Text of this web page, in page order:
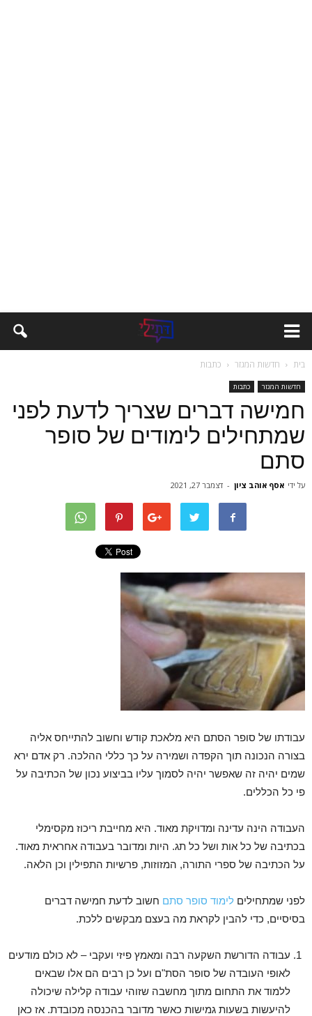
בית חדשות המגזר כתבות
חדשות המגזר כתבות
חמישה דברים שצריך לדעת לפני
שמתחילים לימודים של סופר
סתם
על ידי אסף אוהב ציון - דצמבר 27, 2021
עבודתו של סופר הסתם היא מלאכת קודש וחשוב להתייחס אליה
בצורה הנכונה תוך הקפדה ושמירה על כך כללי ההלכה. רק אדם ירא
שמים יהיה זה שאפשר יהיה לסמוך עליו בביצוע נכון של הכתיבה על
פי כל הכללים.
העבודה הינה עדינה ומדויקת מאוד. היא מחייבת ריכוז מקסימלי
בכתיבה של כל אות ושל כל תג. היות ומדובר בעבודה אחראית מאוד.
על הכתיבה של ספרי התורה, המזוזות, פרשיות התפילין וכן הלאה.
לפני שמתחילים לימוד סופר סתם חשוב לדעת חמישה דברים
בסיסיים, כדי להבין לקראת מה בעצם מבקשים ללכת.
עבודה הדורשת השקעה רבה ומאמץ פיזי ועקבי – לא כולם מודעים
לאופי העובדה של סופר הסת"ם ועל כן רבים הם אלו שבאים
ללמוד את התחום מתוך מחשבה שזוהי עבודה קלילה שיכולה
להיעשות בשעות גמישות כאשר מדובר בהכנסה מכובדת. אז כאן